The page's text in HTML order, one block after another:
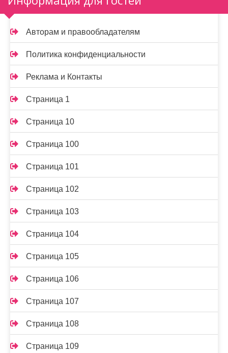
Авторам и правообладателям
Политика конфиденциальности
Реклама и Контакты
Страница 1
Страница 10
Страница 100
Страница 101
Страница 102
Страница 103
Страница 104
Страница 105
Страница 106
Страница 107
Страница 108
Страница 109